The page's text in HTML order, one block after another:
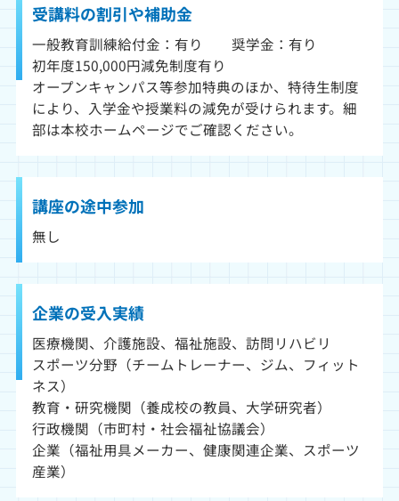
受講料の割引や補助金
一般教育訓練給付金：有り 奨学金：有り
初年度150,000円減免制度有り
オープンキャンパス等参加特典のほか、特待生制度
により、入学金や授業料の減免が受けられます。細
部は本校ホームページでご確認ください。
講座の途中参加
無し
企業の受入実績
医療機関、介護施設、福祉施設、訪問リハビリ
スポーツ分野（チームトレーナー、ジム、フィット
ネス）
教育・研究機関（養成校の教員、大学研究者）
行政機関（市町村・社会福祉協議会）
企業（福祉用具メーカー、健康関連企業、スポーツ
産業）